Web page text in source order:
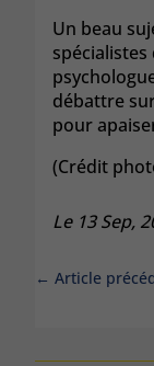
Un beau
débattre
pour
(Crédit
Le 13 Sep,
← Article